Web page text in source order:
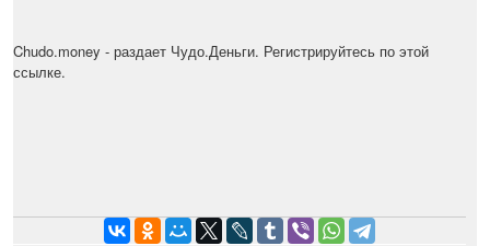
Chudo.money - раздает Чудо.Деньги. Регистрируйтесь по этой
ссылке.